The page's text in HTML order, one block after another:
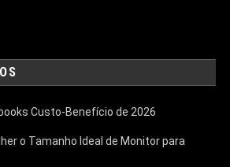
Custo-Benefício de 2026
o Tamanho Ideal de Monitor para